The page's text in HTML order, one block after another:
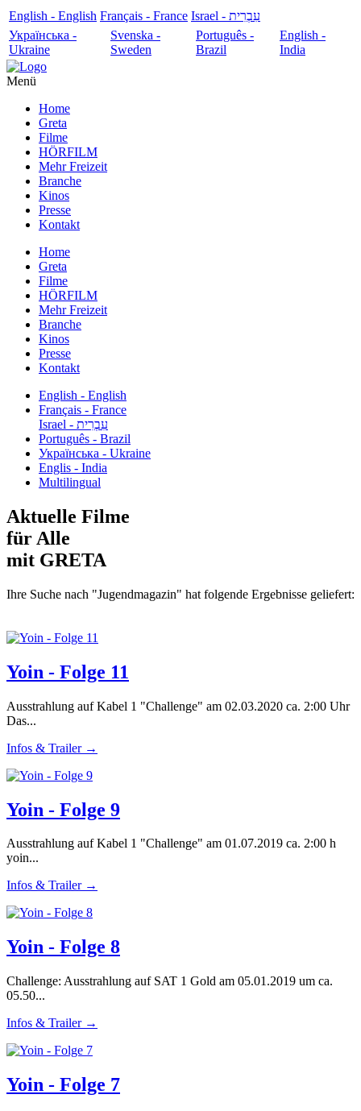
English - English Français - France
עִבְרִית - Israel
Українська -
Ukraine
Svenska -
Sweden
Português -
Brazil
English -
India
Menü
Home
Greta
Filme
HÖRFILM
Mehr Freizeit
Branche
Kinos
Presse
Kontakt
Home
Greta
Filme
HÖRFILM
Mehr Freizeit
Branche
Kinos
Presse
Kontakt
English - English
Français - France
עִבְרִית - Israel
Português - Brazil
Українська - Ukraine
Englis - India
Multilingual
Aktuelle Filme
für Alle
mit GRETA
Ihre Suche nach "Jugendmagazin" hat folgende Ergebnisse geliefert:
Yoin - Folge 11
Ausstrahlung auf Kabel 1 "Challenge" am 02.03.2020 ca. 2:00 Uhr
Das...
Infos & Trailer →
Yoin - Folge 9
Ausstrahlung auf Kabel 1 "Challenge" am 01.07.2019 ca. 2:00 h
yoin...
Infos & Trailer →
Yoin - Folge 8
Challenge: Ausstrahlung auf SAT 1 Gold am 05.01.2019 um ca.
05.50...
Infos & Trailer →
Yoin - Folge 7